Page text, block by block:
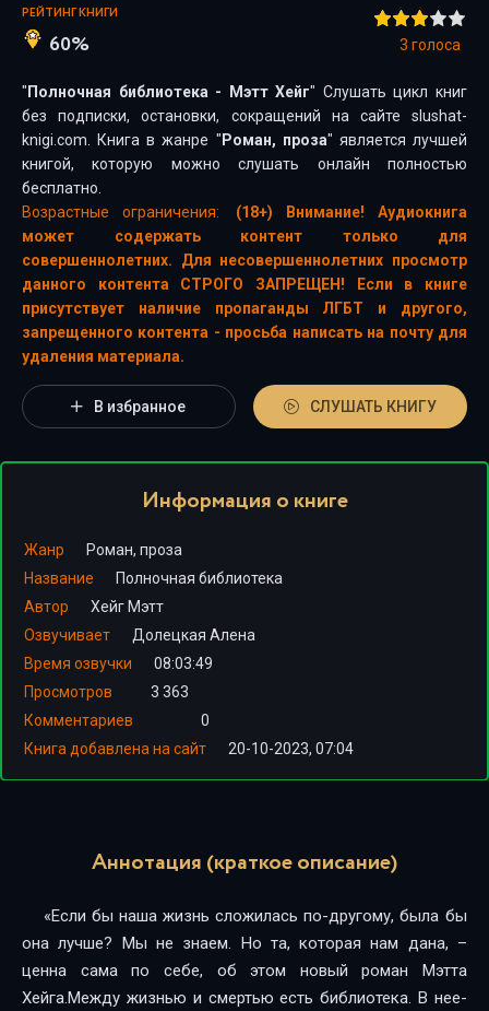
РЕЙТИНГ КНИГИ
60% 3 голоса
" Полночная библиотека - Мэтт Хейг" Слушать цикл книг
без подписки, остановки, сокращений на сайте slushat-
knigi.com. Книга в жанре " Роман, проза" является лучшей
книгой, которую можно слушать онлайн полностью
бесплатно.
Возрастные ограничения:
(18+) Внимание! Аудиокнига
может содержать контент только для
совершеннолетних. Для несовершеннолетних просмотр
данного контента СТРОГО ЗАПРЕЩЕН! Если в книге
присутствует наличие пропаганды ЛГБТ и другого,
запрещенного контента - просьба написать на почту для
удаления материала.
В избранное СЛУШАТЬ КНИГУ
Информация о книге
Жанр
Роман, проза
Название
Полночная библиотека
Автор
Хейг Мэтт
Озвучивает
Долецкая Алена
Время озвучки
08:03:49
Просмотров
3 363
Комментариев
0
Книга добавлена на сайт
20-10-2023, 07:04
Аннотация (краткое описание)
«Если бы наша жизнь сложилась по-другому, была бы
она лучше? Мы не знаем. Но та, которая нам дана, –
ценна сама по себе, об этом новый роман Мэтта
Хейга.Между жизнью и смертью есть библиотека. В нее-